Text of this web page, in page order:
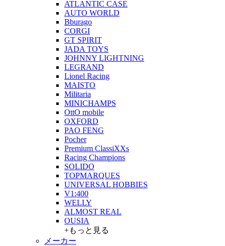
ATLANTIC CASE
AUTO WORLD
Bburago
CORGI
GT SPIRIT
JADA TOYS
JOHNNY LIGHTNING
LEGRAND
Lionel Racing
MAISTO
Militaria
MINICHAMPS
OttO mobile
OXFORD
PAO FENG
Pocher
Premium ClassiXXs
Racing Champions
SOLIDO
TOPMARQUES
UNIVERSAL HOBBIES
V1:400
WELLY
ALMOST REAL
OUSIA
+もっと見る
メーカー